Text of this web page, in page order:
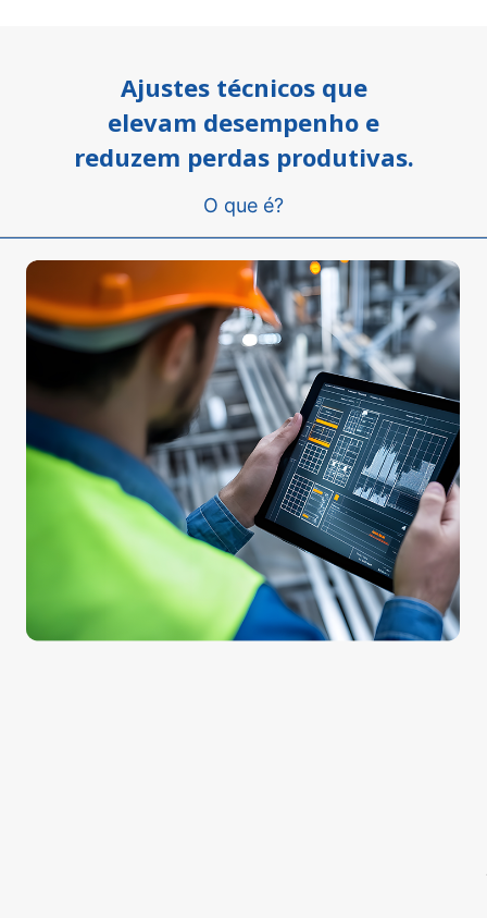
Ajustes técnicos que
elevam desempenho e
reduzem perdas produtivas.
O que é?